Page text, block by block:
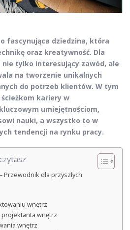
fascynująca dziedzina, która
oraz kreatywność. Dla
tylko interesujący zawód, ale
na tworzenie unikalnych
do potrzeb klientów. W tym
kariery w
umiejętnościom,
nauki, a wszystko to w
tendencji na rynku pracy.
dla przyszłych
wnętrz
wnętrz
wnętrz